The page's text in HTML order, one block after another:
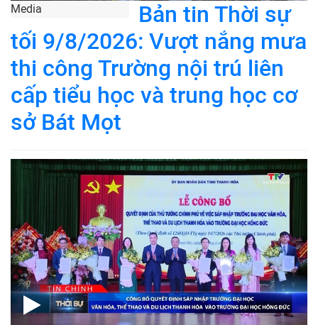
Media
Bản tin Thời sự
tối 9/8/2026: Vượt nắng mưa
thi công Trường nội trú liên
cấp tiểu học và trung học cơ
sở Bát Mọt